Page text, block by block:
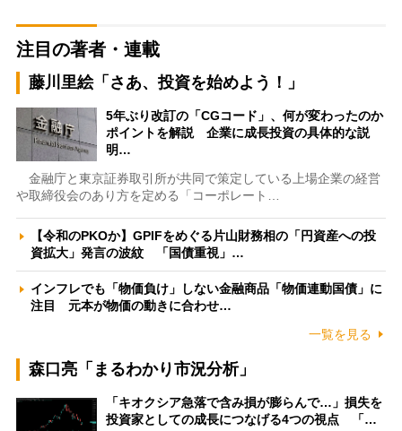
注目の著者・連載
藤川里絵「さあ、投資を始めよう！」
5年ぶり改訂の「CGコード」、何が変わったのか
ポイントを解説 企業に成長投資の具体的な説
明…
金融庁と東京証券取引所が共同で策定している上場企業の経営
や取締役会のあり方を定める「コーポレート…
【令和のPKOか】GPIFをめぐる片山財務相の「円資産への投
資拡大」発言の波紋 「国債重視」…
インフレでも「物価負け」しない金融商品「物価連動国債」に
注目 元本が物価の動きに合わせ…
一覧を見る
森口亮「まるわかり市況分析」
「キオクシア急落で含み損が膨らんで…」損失を
投資家としての成長につなげる4つの視点 「…